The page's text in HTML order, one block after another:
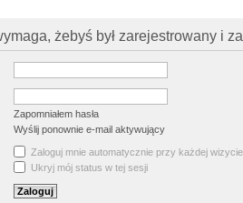
żebyś był zarejestrowany i
Zapomniałem hasła
Wyślij ponownie e-mail aktywujący
Zaloguj mnie automatycznie przy każdej wizycie
Ukryj mój status w tej sesji